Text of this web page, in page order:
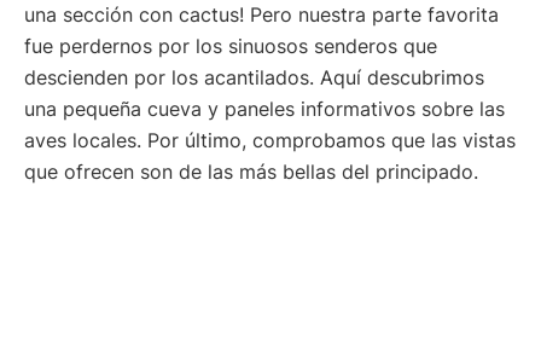
una sección con cactus! Pero nuestra parte favorita
fue perdernos por los sinuosos senderos que
descienden por los acantilados. Aquí descubrimos
una pequeña cueva y paneles informativos sobre las
aves locales. Por último, comprobamos que las vistas
que ofrecen son de las más bellas del principado.